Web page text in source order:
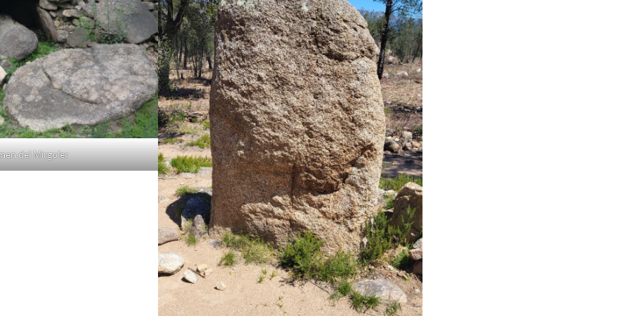
del Mirgoler